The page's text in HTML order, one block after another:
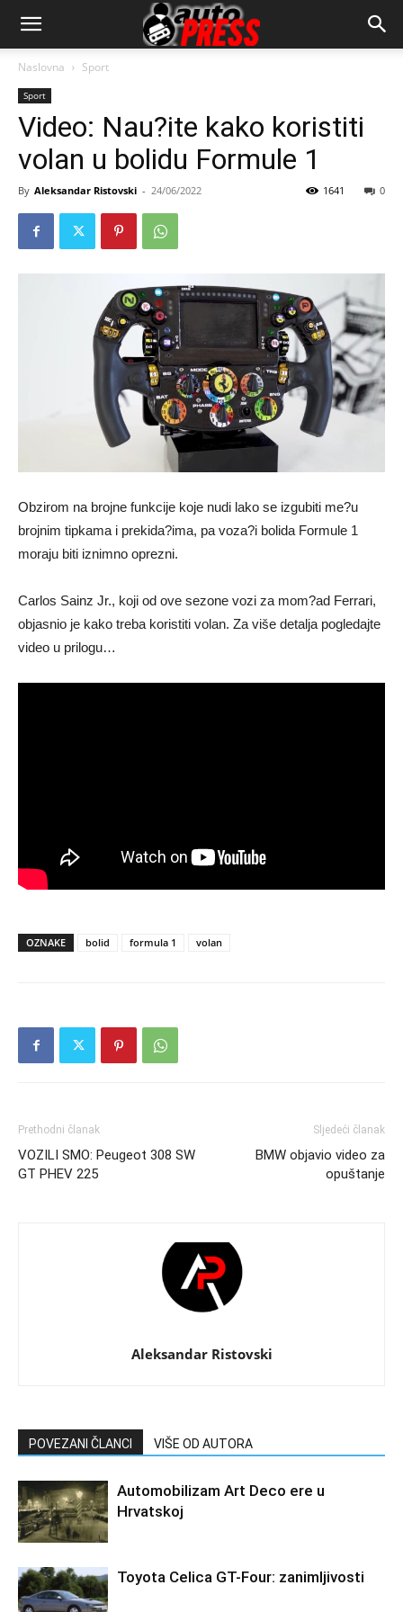
AutopressHR
Naslovna Sport
Sport
Video: Nau?ite kako koristiti
volan u bolidu Formule 1
By Aleksandar Ristovski - 24/06/2022 0
1641
Obzirom na brojne funkcije koje nudi lako se izgubiti me?u
brojnim tipkama i prekida?ima, pa voza?i bolida Formule 1
moraju biti iznimno oprezni.
Carlos Sainz Jr., koji od ove sezone vozi za mom?ad Ferrari,
objasnio je kako treba koristiti volan. Za više detalja pogledajte
video u prilogu…
OZNAKE bolid formula 1 volan
Prethodni članak
VOZILI SMO: Peugeot 308 SW
GT PHEV 225
Sljedeći članak
BMW objavio video za
opuštanje
Aleksandar Ristovski
POVEZANI ČLANCI VIŠE OD AUTORA
Automobilizam Art Deco ere u
Hrvatskoj
Toyota Celica GT-Four: zanimljivosti